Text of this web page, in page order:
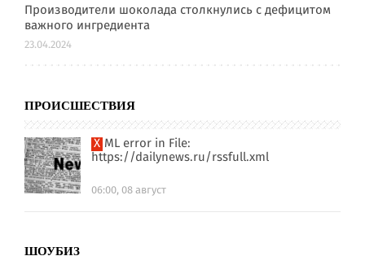
Производители шоколада столкнулись с дефицитом
важного ингредиента
23.04.2024
ПРОИСШЕСТВИЯ
XML error in File:
https://dailynews.ru/rssfull.xml
06:00, 08 август
ШОУБИЗ